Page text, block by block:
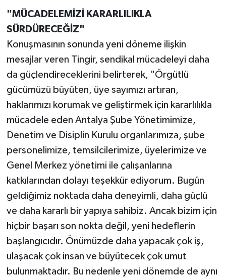
"MÜCADELEMİZİ KARARLILIKLA
SÜRDÜRECEĞİZ"
Konuşmasının sonunda yeni döneme ilişkin
mesajlar veren Tingir, sendikal mücadeleyi daha
da güçlendireceklerini belirterek, "Örgütlü
gücümüzü büyüten, üye sayımızı artıran,
haklarımızı korumak ve geliştirmek için kararlılıkla
mücadele eden Antalya Şube Yönetimimize,
Denetim ve Disiplin Kurulu organlarımıza, şube
personelimize, temsilcilerimize, üyelerimize ve
Genel Merkez yönetimi ile çalışanlarına
katkılarından dolayı teşekkür ediyorum. Bugün
geldiğimiz noktada daha deneyimli, daha güçlü
ve daha kararlı bir yapıya sahibiz. Ancak bizim için
hiçbir başarı son nokta değil, yeni hedeflerin
başlangıcıdır. Önümüzde daha yapacak çok iş,
ulaşacak çok insan ve büyütecek çok umut
bulunmaktadır. Bu nedenle yeni dönemde de aynı